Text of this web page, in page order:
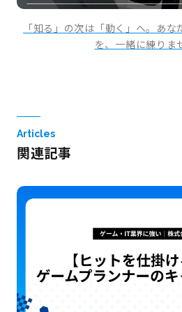
「知る」の次は「動く」へ。あ
を、一緒に練りま
Articles
関連記事